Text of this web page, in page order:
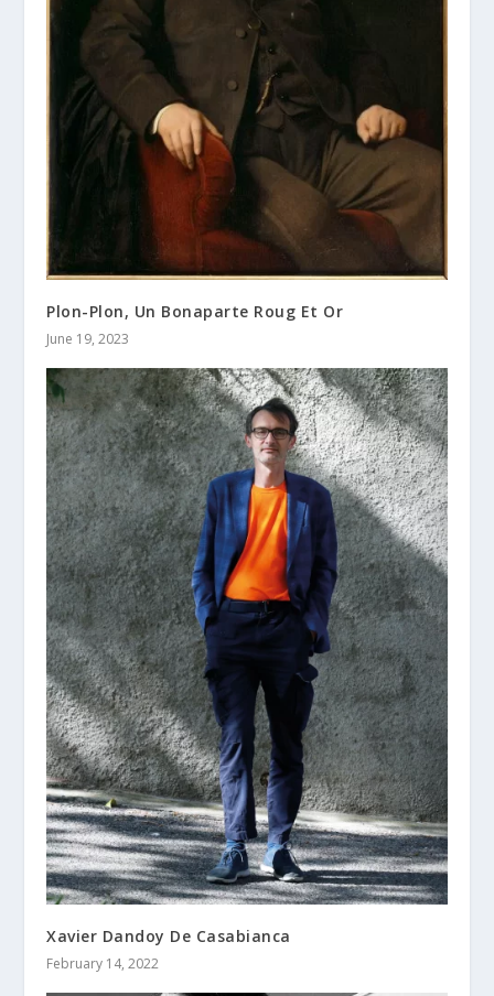
Plon-Plon, Un Bonaparte Roug Et Or
June 19, 2023
Xavier Dandoy De Casabianca
February 14, 2022